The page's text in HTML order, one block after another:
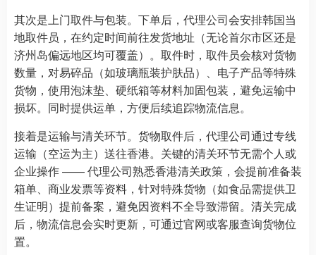
其次是上门取件与包装。下单后，代理公司会安排韩国当
地取件员，在约定时间前往发货地址（无论首尔市区还是
济州岛偏远地区均可覆盖）。取件时，取件员会核对货物
数量，对易碎品（如玻璃瓶装护肤品）、电子产品等特殊
货物，使用泡沫垫、硬纸箱等材料加固包装，避免运输中
损坏。同时提供运单，方便后续追踪物流信息。
接着是运输与清关环节。货物取件后，代理公司通过专线
运输（空运为主）送往香港。关键的清关环节无需个人或
企业操作 —— 代理公司熟悉香港清关政策，会提前准备装
箱单、商业发票等资料，针对特殊货物（如食品需提供卫
生证明）提前备案，避免因资料不全导致滞留。清关完成
后，物流信息会实时更新，可通过官网或客服查询货物位
置。